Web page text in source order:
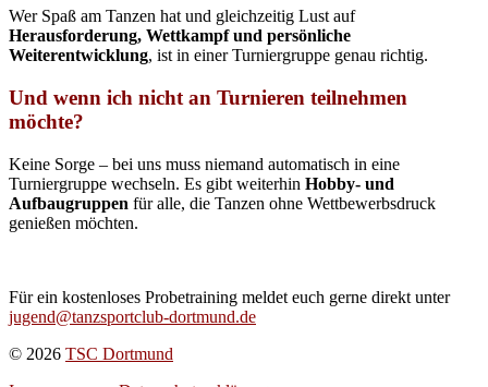
Wer Spaß am Tanzen hat und gleichzeitig Lust auf
Herausforderung, Wettkampf und persönliche
Weiterentwicklung, ist in einer Turniergruppe genau richtig.
Und wenn ich nicht an Turnieren teilnehmen
möchte?
Keine Sorge – bei uns muss niemand automatisch in eine
Turniergruppe wechseln. Es gibt weiterhin Hobby- und
Aufbaugruppen für alle, die Tanzen ohne Wettbewerbsdruck
genießen möchten.
Für ein kostenloses Probetraining meldet euch gerne direkt unter
jugend@tanzsportclub-dortmund.de
© 2026 TSC Dortmund